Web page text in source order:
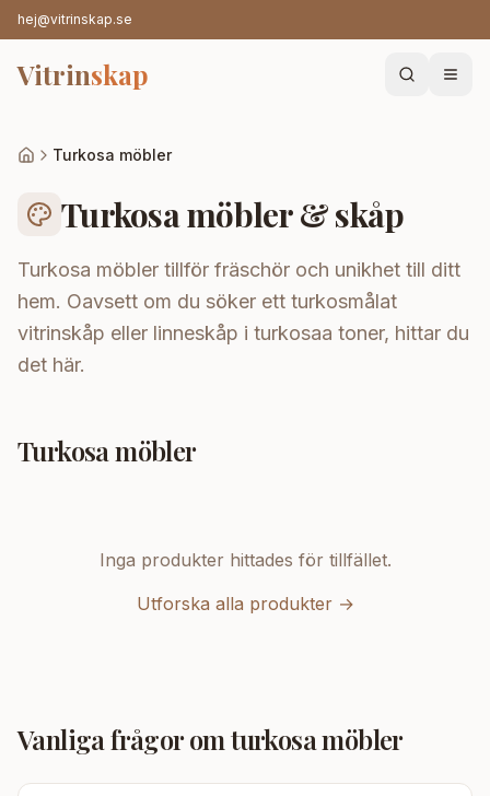
hej@vitrinskap.se
Vitrinskap
Turkosa möbler
Turkosa möbler & skåp
Turkosa möbler tillför fräschör och unikhet till ditt
hem. Oavsett om du söker ett turkosmålat
vitrinskåp eller linneskåp i turkosaa toner, hittar du
det här.
Turkosa möbler
Inga produkter hittades för tillfället.
Utforska alla produkter →
Vanliga frågor omturkosa möbler